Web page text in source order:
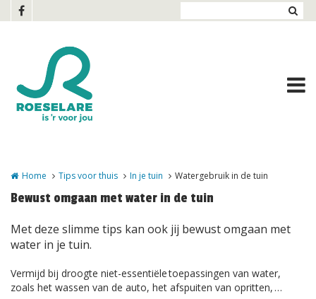
Overslaan en naar de inhoud gaan
Home Tips voor thuis In je tuin Watergebruik in de tuin
Bewust omgaan met water in de tuin
Met deze slimme tips kan ook jij bewust omgaan met
water in je tuin.
Vermijd bij droogte niet-essentiële toepassingen van water,
zoals het wassen van de auto, het afspuiten van opritten, …